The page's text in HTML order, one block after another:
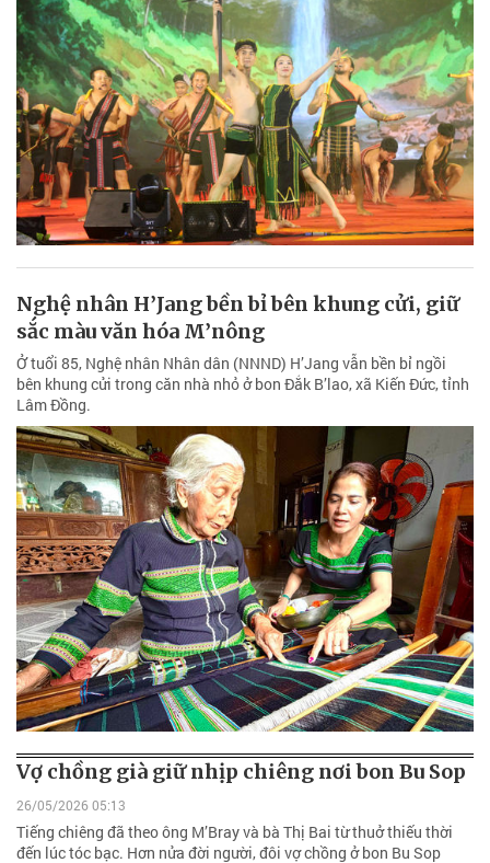
Nghệ nhân H’Jang bền bỉ bên khung cửi, giữ
sắc màu văn hóa M’nông
Ở tuổi 85, Nghệ nhân Nhân dân (NNND) H’Jang vẫn bền bỉ ngồi
bên khung cửi trong căn nhà nhỏ ở bon Đắk B’lao, xã Kiến Đức, tỉnh
Lâm Đồng.
Vợ chồng già giữ nhịp chiêng nơi bon Bu Sop
26/05/2026 05:13
Tiếng chiêng đã theo ông M’Bray và bà Thị Bai từ thuở thiếu thời
đến lúc tóc bạc. Hơn nửa đời người, đôi vợ chồng ở bon Bu Sop